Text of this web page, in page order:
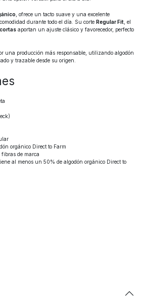
, ofrece un tacto suave y una excelente
durante todo el día. Su corte Regular Fit , el
aportan un ajuste clásico y favorecedor, perfecto
una producción más responsable, utilizando algodón
y trazable desde su origen.
orgánico Direct to Farm
de marca
al menos un 50% de algodón orgánico Direct to